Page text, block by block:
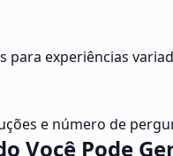
experiências
e número de
Você Pode